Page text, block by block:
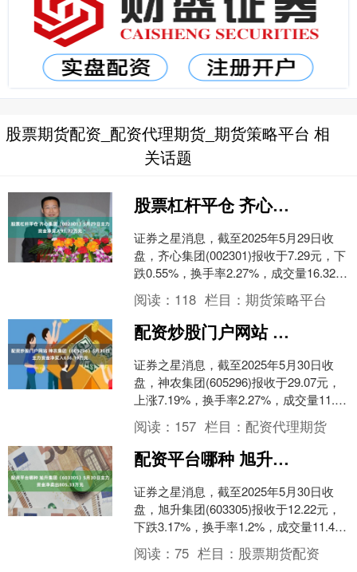
股票期货配资_配资代理期货_期货策略平台 相
关话题
股票杠杆平仓 齐心集团（002301）5月29日主力资金净买入91.72万元
证券之星消息，截至2025年5月29日收
盘，齐心集团(002301)报收于7.29元，下
跌0.55%，换手率2.27%，成交量16.32万
手，成交额1.18亿元....
阅读： 118 栏目：期货策略平台
配资炒股门户网站 神农集团（605296）5月30日主力资金净买入636.19万元
证券之星消息，截至2025年5月30日收
盘，神农集团(605296)报收于29.07元，
上涨7.19%，换手率2.27%，成交量11.91
万手，成交额3.47亿....
阅读： 157 栏目：配资代理期货
配资平台哪种 旭升集团（603305）5月30日主力资金净卖出805.33万元
证券之星消息，截至2025年5月30日收
盘，旭升集团(603305)报收于12.22元，
下跌3.17%，换手率1.2%，成交量11.47
万手，成交额1.41亿元....
阅读：75 栏目： 股票期货配资